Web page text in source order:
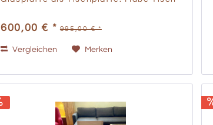
600,00 € * 995,00 € *
Vergleichen Merken